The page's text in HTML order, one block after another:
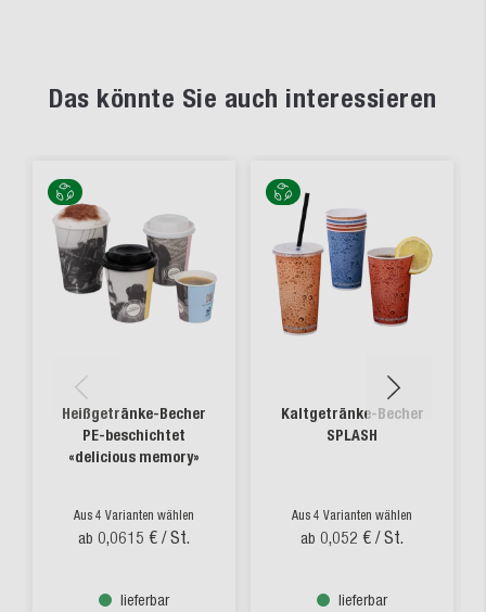
Das könnte Sie auch interessieren
Heißgetränke-Becher
PE-beschichtet
«delicious memory»
Aus 4 Varianten wählen
ab 0,0615 € / St.
lieferbar
Kaltgetränke-Becher
SPLASH
Aus 4 Varianten wählen
ab 0,052 € / St.
lieferbar